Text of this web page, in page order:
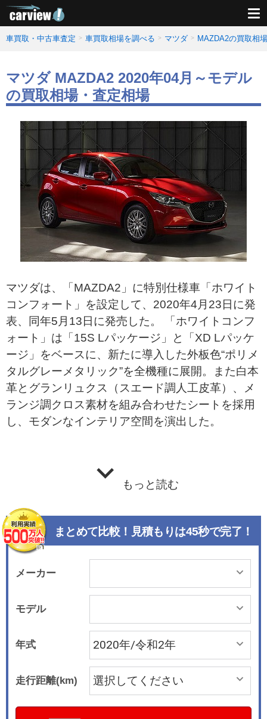
車買取・中古車査定 車買取相場を調べる マツダ MAZDA2の買取相
マツダ MAZDA2 2020年04月～モデル
の買取相場・査定相場
マツダは、「MAZDA2」に特別仕様車「ホワイト
コンフォート」を設定して、2020年4月23日に発
表、同年5月13日に発売した。 「ホワイトコンフ
ォート」は「15S Lパッケージ」と「XD Lパッケ
ージ」をベースに、新たに導入した外板色“ポリメ
タルグレーメタリック”を全機種に展開。また白本
革とグランリュクス（スエード調人工皮革）、メ
ランジ調クロス素材を組み合わせたシートを採用
し、モダンなインテリア空間を演出した。
もっと読む
まとめて比較！見積もりは45秒で完了！
メーカー
モデル
年式
走行距離(km)